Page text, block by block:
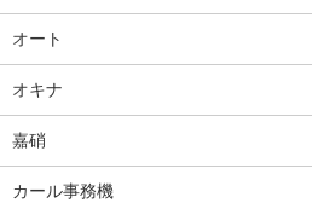
オート
オキナ
嘉硝
カール事務機